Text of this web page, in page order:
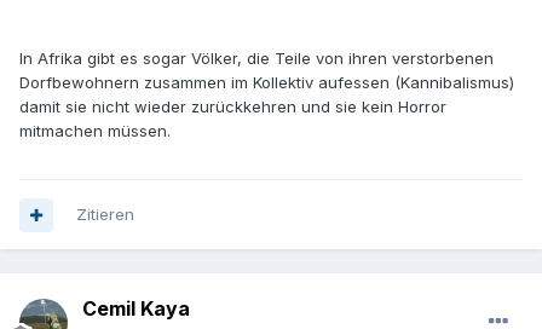
In Afrika gibt es sogar Völker, die Teile von ihren verstorbenen
Dorfbewohnern zusammen im Kollektiv aufessen (Kannibalismus)
damit sie nicht wieder zurückkehren und sie kein Horror
mitmachen müssen.
Zitieren
Cemil Kaya